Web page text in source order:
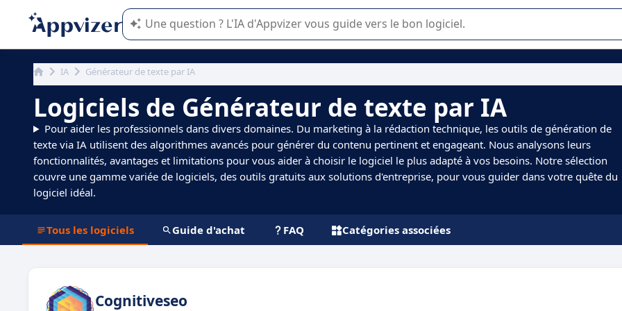
L'IA de Appvizer vous guide dans l'utilisation ou la sélection de logiciel SaaS en entreprise.
IA Générateur de texte par IA
Logiciels de Générateur de texte par IA
Pour aider les professionnels dans divers domaines. Du marketing à la rédaction technique, les outils de génération de
texte via IA utilisent des algorithmes avancés pour générer du contenu pertinent et engageant. Nous analysons leurs
fonctionnalités, avantages et limitations pour vous aider à choisir le logiciel le plus adapté à vos besoins. Notre sélection
couvre une gamme variée de logiciels, des outils gratuits aux solutions d'entreprise, pour vous guider dans votre quête du
logiciel idéal.
Tous les logiciels Guide d'achat FAQ Catégories associées
Cognitiveseo